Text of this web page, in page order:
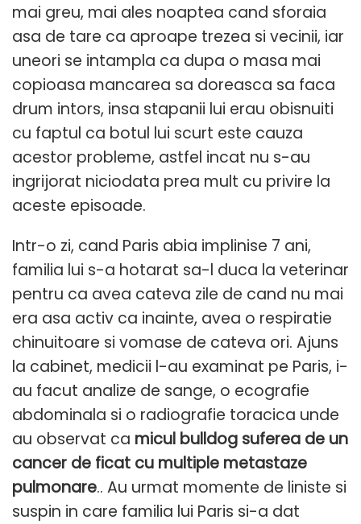
mai greu, mai ales noaptea cand sforaia
asa de tare ca aproape trezea si vecinii, iar
uneori se intampla ca dupa o masa mai
copioasa mancarea sa doreasca sa faca
drum intors, insa stapanii lui erau obisnuiti
cu faptul ca botul lui scurt este cauza
acestor probleme, astfel incat nu s-au
ingrijorat niciodata prea mult cu privire la
aceste episoade.
Intr-o zi, cand Paris abia implinise 7 ani,
familia lui s-a hotarat sa-l duca la veterinar
pentru ca avea cateva zile de cand nu mai
era asa activ ca inainte, avea o respiratie
chinuitoare si vomase de cateva ori. Ajuns
la cabinet, medicii l-au examinat pe Paris, i-
au facut analize de sange, o ecografie
abdominala si o radiografie toracica unde
au observat ca micul bulldog suferea de un
cancer de ficat cu multiple metastaze
pulmonare.. Au urmat momente de liniste si
suspin in care familia lui Paris si-a dat